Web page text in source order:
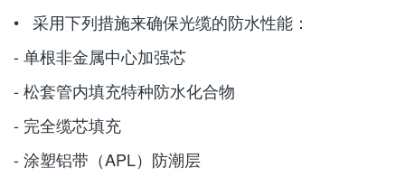
• 采用下列措施来确保光缆的防水性能：
- 单根非金属中心加强芯
- 松套管内填充特种防水化合物
- 完全缆芯填充
- 涂塑铝带（APL）防潮层